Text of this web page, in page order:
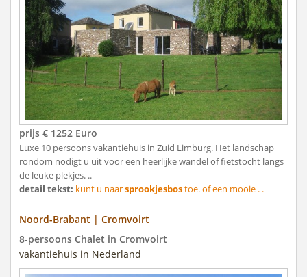
prijs € 1252 Euro
Luxe 10 persoons vakantiehuis in Zuid Limburg. Het landschap
rondom nodigt u uit voor een heerlijke wandel of fietstocht langs
de leuke plekjes. ..
detail tekst: kunt u naarsprookjesbostoe. of een mooie . .
Noord-Brabant | Cromvoirt
8-persoons Chalet in Cromvoirt
vakantiehuis in Nederland